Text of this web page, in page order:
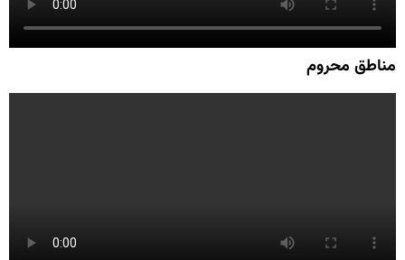
مناطق محروم